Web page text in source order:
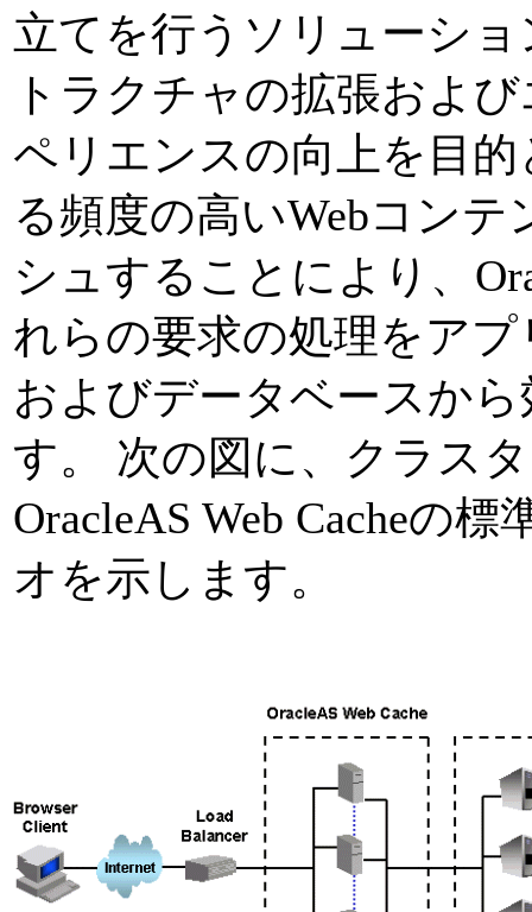
立てを行うソリューシ
トラクチャの拡張およ
ペリエンスの向上を目
る頻度の高いWebコン
シュすることにより、
れらの要求の処理をア
およびデータベースか
す。 次の図に、クラス
OracleAS Web Cacheの
オを示します。